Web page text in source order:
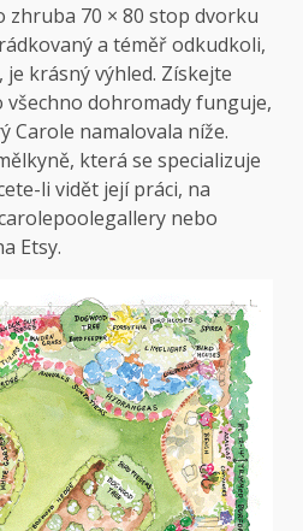
zhruba 70 × 80 stop dvorku
a téměř odkudkoli,
krásný výhled. Získejte
dohromady funguje,
Carole namalovala níže.
která se specializuje
li vidět její práci, na
nebo
Etsy.